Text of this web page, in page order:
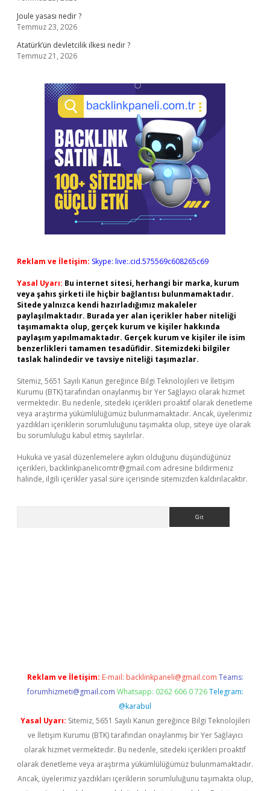
Joule yasası nedir ?
Temmuz 23, 2026
Atatürk’ün devletcilik ilkesi nedir ?
Temmuz 21, 2026
Reklam ve İletişim: Skype: live:.cid.575569c608265c69
Yasal Uyarı: Bu internet sitesi, herhangi bir marka, kurum
veya şahıs şirketi ile hiçbir bağlantısı bulunmamaktadır.
Sitede yalnızca kendi hazırladığımız makaleler
paylaşılmaktadır. Burada yer alan içerikler haber niteliği
taşımamakta olup, gerçek kurum ve kişiler hakkında
paylaşım yapılmamaktadır. Gerçek kurum ve kişiler ile isim
benzerlikleri tamamen tesadüfidir. Sitemizdeki bilgiler
taslak halindedir ve tavsiye niteliği taşımazlar.
Sitemiz, 5651 Sayılı Kanun gereğince Bilgi Teknolojileri ve İletişim
Kurumu (BTK) tarafından onaylanmış bir Yer Sağlayıcı olarak hizmet
vermektedir. Bu nedenle, sitedeki içerikleri proaktif olarak denetleme
veya araştırma yükümlülüğümüz bulunmamaktadır. Ancak, üyelerimiz
yazdıkları içeriklerin sorumluluğunu taşımakta olup, siteye üye olarak
bu sorumluluğu kabul etmiş sayılırlar.
Hukuka ve yasal düzenlemelere aykırı olduğunu düşündüğünüz
içerikleri, backlinkpanelicomtr@gmail.com adresine bildirmeniz
halinde, ilgili içerikler yasal süre içerisinde sitemizden kaldırılacaktır.
Reklam ve İletişim: E-mail: backlinkpaneli@gmail.com Teams:
forumhizmeti@gmail.com Whatsapp: 0262 606 0 726 Telegram:
@karabul
Yasal Uyarı: Sitemiz, 5651 Sayılı Kanun gereğince Bilgi Teknolojileri
ve İletişim Kurumu (BTK) tarafından onaylanmış bir Yer Sağlayıcı
olarak hizmet vermektedir. Bu nedenle, sitedeki içerikleri proaktif
olarak denetleme veya araştırma yükümlülüğümüz bulunmamaktadır.
Ancak, üyelerimiz yazdıkları içeriklerin sorumluluğunu taşımakta olup,